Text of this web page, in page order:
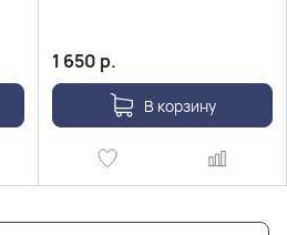
1 650 р.
В корзину